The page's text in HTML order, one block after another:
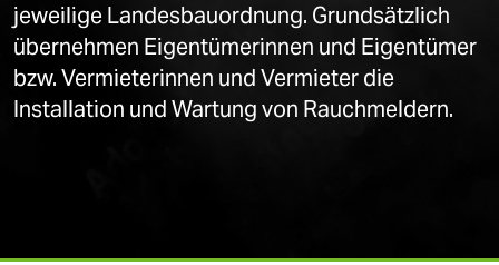
jeweilige Landesbauordnung. Grundsätzlich
übernehmen Eigentümerinnen und Eigentümer
bzw. Vermieterinnen und Vermieter die
Installation und Wartung von Rauchmeldern.